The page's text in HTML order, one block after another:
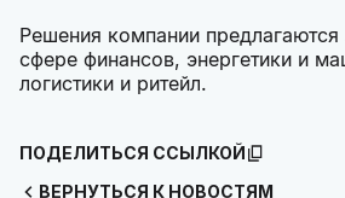
Решения компании предлагаются
сфере финансов, энергетики и
логистики и ритейл.
ВЕРНУТЬСЯ К НОВОСТЯМ
ПОДЕЛИТЬСЯ ССЫЛКОЙ